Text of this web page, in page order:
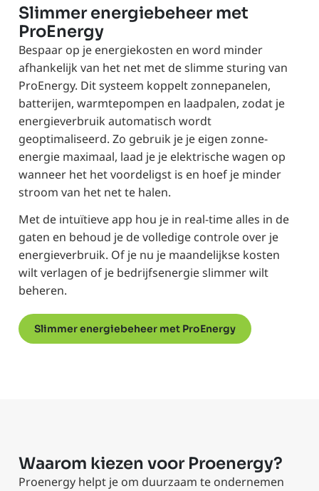
Slimmer energiebeheer met
ProEnergy
Bespaar op je energiekosten en word minder
afhankelijk van het net met de slimme sturing van
ProEnergy. Dit systeem koppelt zonnepanelen,
batterijen, warmtepompen en laadpalen, zodat je
energieverbruik automatisch wordt
geoptimaliseerd. Zo gebruik je je eigen zonne-
energie maximaal, laad je je elektrische wagen op
wanneer het het voordeligst is en hoef je minder
stroom van het net te halen.
Met de intuïtieve app hou je in real-time alles in de
gaten en behoud je de volledige controle over je
energieverbruik. Of je nu je maandelijkse kosten
wilt verlagen of je bedrijfsenergie slimmer wilt
beheren.
Slimmer energiebeheer met ProEnergy
Waarom kiezen voor Proenergy?
Proenergy helpt je om duurzaam te ondernemen